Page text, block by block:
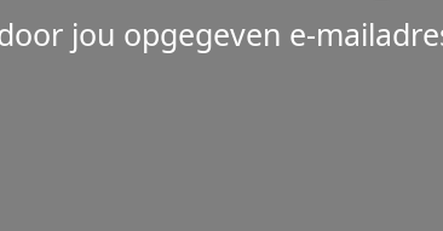
jou opgegeven e-